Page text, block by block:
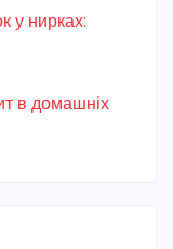
у нирках:
в домашніх